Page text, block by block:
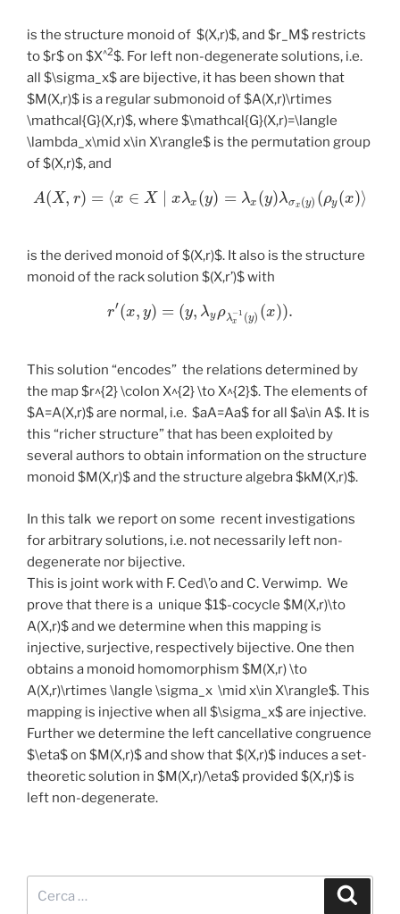
is the structure monoid of $(X,r)$, and $r_M$ restricts
to $r$ on $X^2$. For left non-degenerate solutions, i.e.
all $\sigma_x$ are bijective, it has been shown that
$M(X,r)$ is a regular submonoid of $A(X,r)\rtimes
\mathcal{G}(X,r)$, where $\mathcal{G}(X,r)=\langle
\lambda_x\mid x\in X\rangle$ is the permutation group
of $(X,r)$, and
A(X, r) = ⟨x ∈ X ∣ xλx (y) = λx (y)λσx (y) (ρy (x)⟩
is the derived monoid of $(X,r)$. It also is the structure
monoid of the rack solution $(X,r’)$ with
r′(x, y) = (y, λy ρλ−1
x (y) (x)).
This solution “encodes” the relations determined by
the map $r^{2} \colon X^{2} \to X^{2}$. The elements of
$A=A(X,r)$ are normal, i.e. $aA=Aa$ for all $a\in A$. It is
this “richer structure” that has been exploited by
several authors to obtain information on the structure
monoid $M(X,r)$ and the structure algebra $kM(X,r)$.
In this talk we report on some recent investigations
for arbitrary solutions, i.e. not necessarily left non-
degenerate nor bijective.
This is joint work with F. Ced\’o and C. Verwimp. We
prove that there is a unique $1$-cocycle $M(X,r)\to
A(X,r)$ and we determine when this mapping is
injective, surjective, respectively bijective. One then
obtains a monoid homomorphism $M(X,r) \to
A(X,r)\rtimes \langle \sigma_x \mid x\in X\rangle$. This
mapping is injective when all $\sigma_x$ are injective.
Further we determine the left cancellative congruence
$\eta$ on $M(X,r)$ and show that $(X,r)$ induces a set-
theoretic solution in $M(X,r)/\eta$ provided $(X,r)$ is
left non-degenerate.